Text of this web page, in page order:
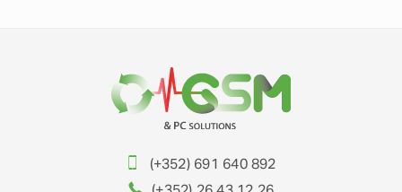
(+352) 691 640 892